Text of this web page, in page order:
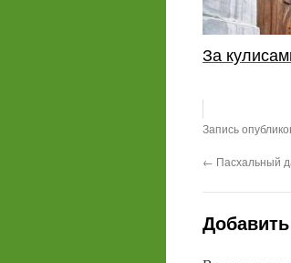
За
Запись
← Пасхальный